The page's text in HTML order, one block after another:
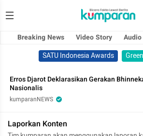
Breaking News Video Story
SATU Indonesia Awards
Erros Djarot Deklarasikan Gerakan
Nasionalis
kumparanNEWS
Laporkan Konten